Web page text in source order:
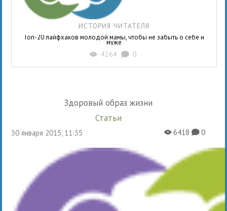
ИСТОРИЯ ЧИТАТЕЛЯ
Топ-20 лайфхаков молодой мамы, чтобы не забыть о себе и
муже
X 4264 K 0
Здоровый образ жизни
Статьи
30 января 2015, 11:35 X6418K0